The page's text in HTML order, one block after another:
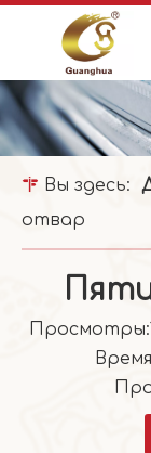
Вы здесь:
отвар
Просмотры: